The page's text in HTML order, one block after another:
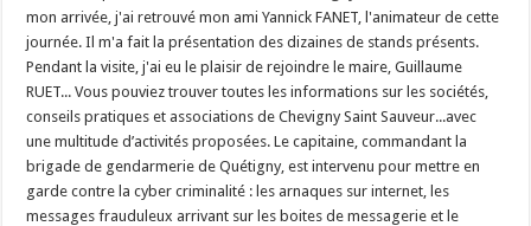
mon arrivée, j'ai retrouvé mon ami Yannick FANET, l'animateur de cette
journée. Il m'a fait la présentation des dizaines de stands présents.
Pendant la visite, j'ai eu le plaisir de rejoindre le maire, Guillaume
RUET... Vous pouviez trouver toutes les informations sur les sociétés,
conseils pratiques et associations de Chevigny Saint Sauveur...avec
une multitude d’activités proposées. Le capitaine, commandant la
brigade de gendarmerie de Quétigny, est intervenu pour mettre en
garde contre la cyber criminalité : les arnaques sur internet, les
messages frauduleux arrivant sur les boites de messagerie et le